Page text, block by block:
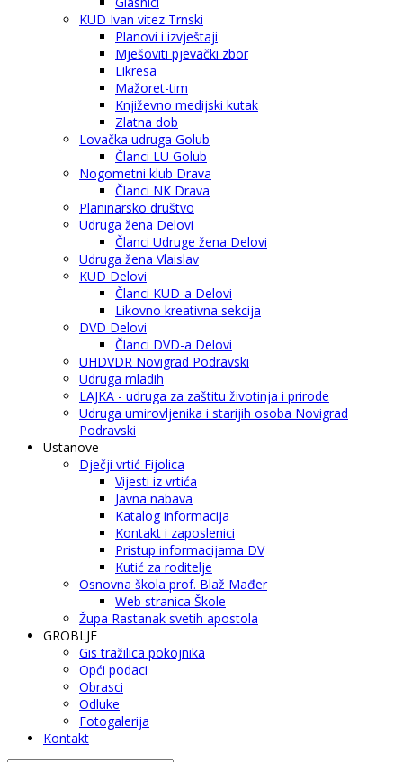
KUD Ivan vitez Trnski
Planovi i izvještaji
Mješoviti pjevački zbor
Likresa
Mažoret-tim
Književno medijski kutak
Zlatna dob
Lovačka udruga Golub
Članci LU Golub
Nogometni klub Drava
Članci NK Drava
Planinarsko društvo
Udruga žena Delovi
Članci Udruge žena Delovi
Udruga žena Vlaislav
KUD Delovi
Članci KUD-a Delovi
Likovno kreativna sekcija
DVD Delovi
Članci DVD-a Delovi
UHDVDR Novigrad Podravski
Udruga mladih
LAJKA - udruga za zaštitu životinja i prirode
Udruga umirovljenika i starijih osoba Novigrad
Podravski
Ustanove
Dječji vrtić Fijolica
Vijesti iz vrtića
Javna nabava
Katalog informacija
Kontakt i zaposlenici
Pristup informacijama DV
Kutić za roditelje
Osnovna škola prof. Blaž Mađer
Web stranica Škole
Župa Rastanak svetih apostola
GROBLJE
Gis tražilica pokojnika
Opći podaci
Obrasci
Odluke
Fotogalerija
Kontakt